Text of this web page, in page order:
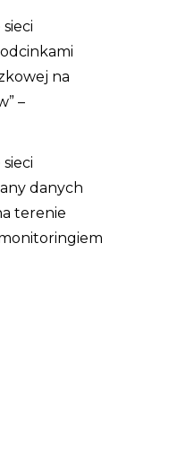
na
–
danych
terenie